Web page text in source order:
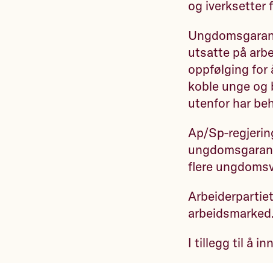
og iverksetter
utsatte på
oppfølging for
koble unge og
utenfor har
Ap/Sp-
flere
arbeidsmarked.
I tillegg til å